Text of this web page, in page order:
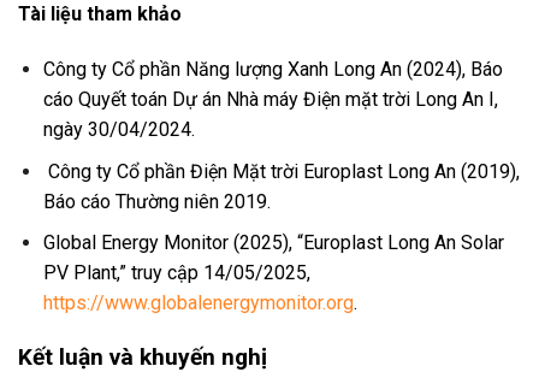
Tài liệu tham khảo
Công ty Cổ phần Năng lượng Xanh Long An (2024), Báo
cáo Quyết toán Dự án Nhà máy Điện mặt trời Long An I,
ngày 30/04/2024.
Công ty Cổ phần Điện Mặt trời Europlast Long An (2019),
Báo cáo Thường niên 2019.
Global Energy Monitor (2025), “Europlast Long An Solar
PV Plant,” truy cập 14/05/2025,
https://www.globalenergymonitor.org.
Kết luận và khuyến nghị